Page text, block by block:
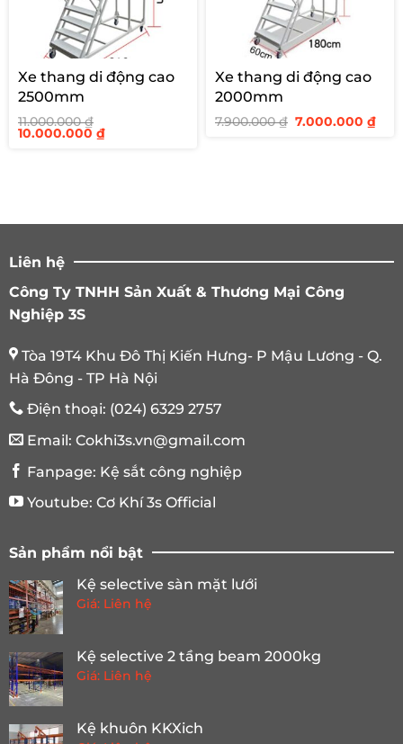
Xe thang di động cao
2500mm
11.000.000₫
Giá
10.000.000 ₫Giá
Xe thang di động cao
2000mm
7.900.000₫ Giá
7.000.000₫Giá
Liên hệ
Công Ty TNHH Sản Xuất & Thương Mại Công
Nghiệp 3S
Tòa 19T4 Khu Đô Thị Kiến Hưng- P Mậu Lương - Q.
Hà Đông - TP Hà Nội
Điện thoại: (024) 6329 2757
Email: Cokhi3s.vn@gmail.com
Fanpage: Kệ sắt công nghiệp
Youtube: Cơ Khí 3s Official
Sản phẩm nổi bật
Kệ selective sàn mặt lưới
Giá: Liên hệ
Kệ selective 2 tầng beam 2000kg
Giá: Liên hệ
Kệ khuôn KKXich